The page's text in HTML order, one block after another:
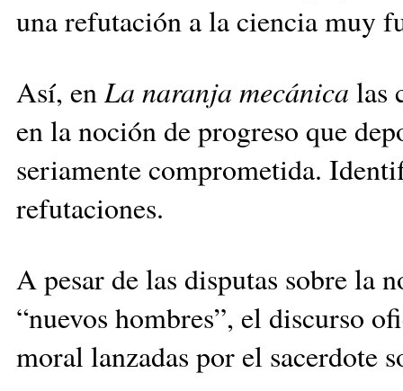
una refutación a la ciencia muy
Así, enLa naranja mecánica las
en la noción de progreso que
seriamente comprometida.
refutaciones.
A pesar de las disputas sobre la
“nuevos hombres”, el discurso
moral lanzadas por el sacerdote